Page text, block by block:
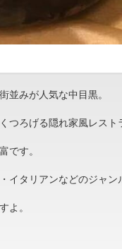
みが人気な中目黒。
つろげる隠れ家風レスト
です。
イタリアンなどのジャン
よ。